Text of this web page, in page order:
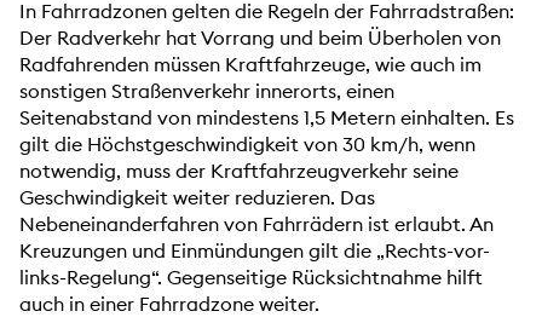
In Fahrradzonen gelten die Regeln der Fahrradstraßen:
Der Radverkehr hat Vorrang und beim Überholen von
Radfahrenden müssen Kraftfahrzeuge, wie auch im
sonstigen Straßenverkehr innerorts, einen
Seitenabstand von mindestens 1,5 Metern einhalten. Es
gilt die Höchstgeschwindigkeit von 30 km/h, wenn
notwendig, muss der Kraftfahrzeugverkehr seine
Geschwindigkeit weiter reduzieren. Das
Nebeneinanderfahren von Fahrrädern ist erlaubt. An
Kreuzungen und Einmündungen gilt die „Rechts-vor-
links-Regelung“. Gegenseitige Rücksichtnahme hilft
auch in einer Fahrradzone weiter.